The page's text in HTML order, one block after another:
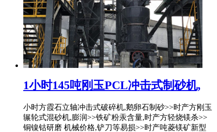
1小时145吨刚玉PCL冲击式制砂机,
小时方霞石立轴冲击式破碎机,鹅卵石制砂>>时产方刚玉
辗轮式混砂机,膨润>>铁矿粉汞含量,时产方轻烧镁杀>>
铜镍钴研磨 机械价格,铲刀等易损>>时产吨菱镁矿新型